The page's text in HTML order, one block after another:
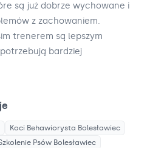
są już dobrze wychowane i
z zachowaniem.
trenerem są lepszym
bardziej
Koci Behawiorysta Bolesławiec
Psów Bolesławiec